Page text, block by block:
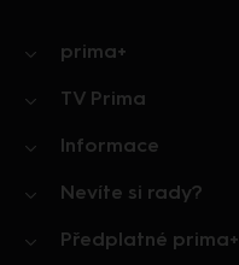
prima+
TV Prima
Informace
Nevíte si rady?
Předplatné prima+